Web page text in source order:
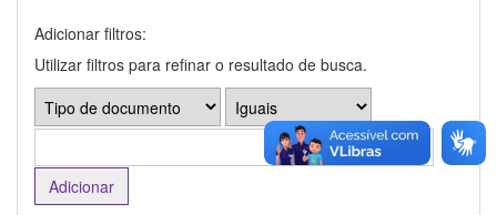
Adicionar filtros:
Utilizar filtros para refinar o resultado de busca.